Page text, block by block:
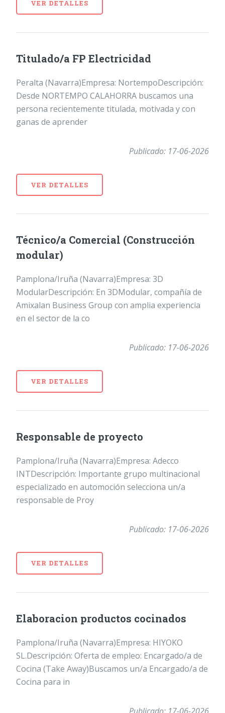
VER DETALLES
Titulado/a FP Electricidad
Peralta (Navarra)Empresa: NortempoDescripción:
Desde NORTEMPO CALAHORRA buscamos una
persona recientemente titulada, motivada y con
ganas de aprender
Publicado: 17-06-2026
VER DETALLES
Técnico/a Comercial (Construcción
modular)
Pamplona/Iruña (Navarra)Empresa: 3D
ModularDescripción: En 3DModular, compañía de
Amixalan Business Group con amplia experiencia
en el sector de la co
Publicado: 17-06-2026
VER DETALLES
Responsable de proyecto
Pamplona/Iruña (Navarra)Empresa: Adecco
INTDescripción: Importante grupo multinacional
especializado en automoción selecciona un/a
responsable de Proy
Publicado: 17-06-2026
VER DETALLES
Elaboracion productos cocinados
Pamplona/Iruña (Navarra)Empresa: HIYOKO
SL.Descripción: Oferta de empleo: Encargado/a de
Cocina (Take Away)Buscamos un/a Encargado/a de
Cocina para in